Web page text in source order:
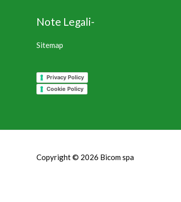
Note Legali-
Sitemap
Privacy Policy
Cookie Policy
Copyright © 2026 Bicom spa